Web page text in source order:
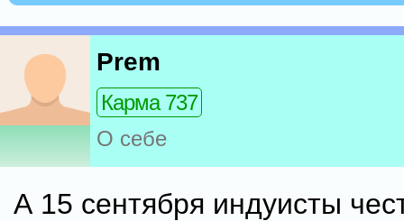
Prem
Карма 737
О себе
А 15 сентября индуисты